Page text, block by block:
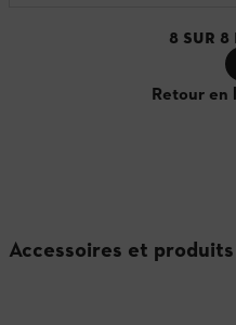
8 SUR 8
Retour en
Accessoires et